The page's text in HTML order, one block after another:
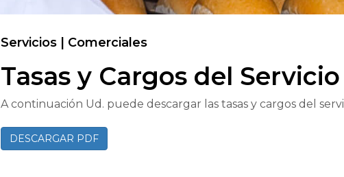
Servicios | Comerciales
Tasas y Cargos del Servicio
A continuación Ud. puede descargar las tasas y cargos del
DESCARGAR PDF